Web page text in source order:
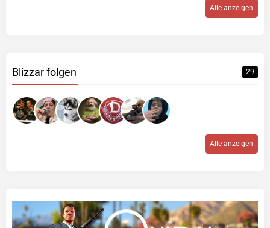
Alle anzeigen
Blizzar folgen 29
Alle anzeigen